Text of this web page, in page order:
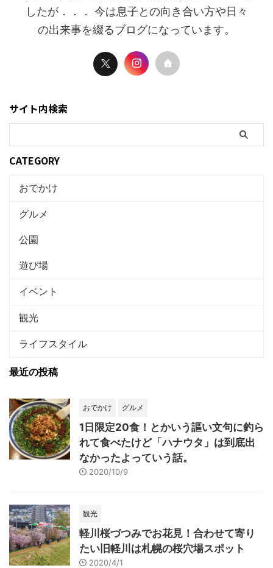
したが．．． 今は息子との向き合い方や日々
の出来事を綴るブログになっています。
サイト内検索
CATEGORY
おでかけ
グルメ
公園
遊び場
イベント
観光
ライフスタイル
最近の投稿
おでかけ グルメ
1日限定20食！とかいう謳い文句に釣ら
れて食べたけど「ハナウタ」は到底出
なかったよっていう話。
2020/10/9
観光
軽川桜づつみでお花見！合わせて寄り
たい旧軽川は札幌の桜穴場スポット
2020/4/1